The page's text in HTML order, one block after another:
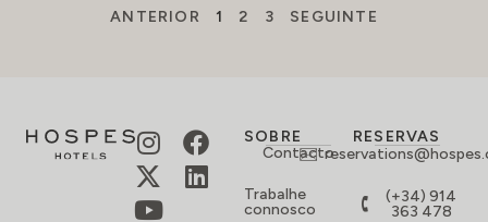
ANTERIOR 1 2 3 SEGUINTE
SOBRE
Contacto
Trabalhe
connosco
RESERVAS
(+34) 914
363 478